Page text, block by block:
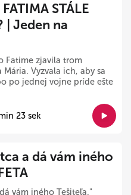
STÁLE
| Jeden na
Fatime zjavila trom
Vyzvala ich, aby sa
po jednej vojne príde ešte
23 sek
a dá vám iného
vám iného Tešiteľa."